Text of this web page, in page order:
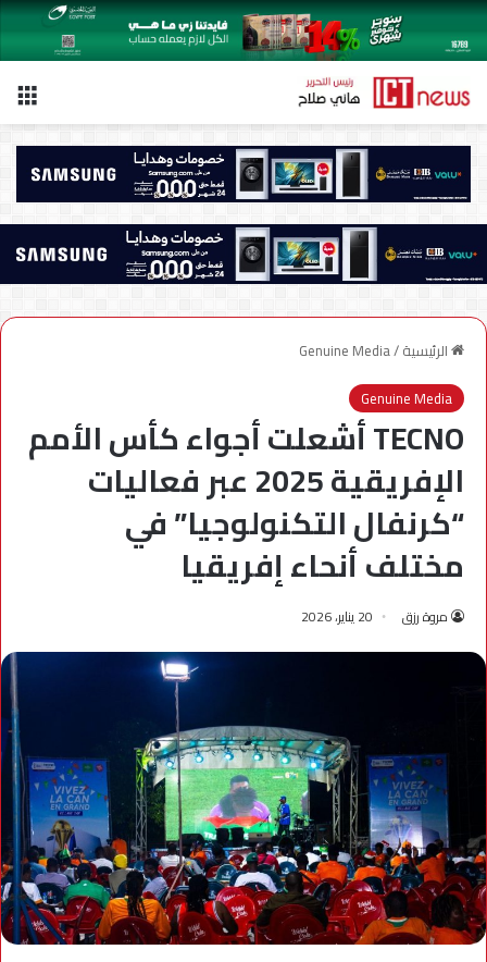
الرئيسية/
Genuine Media
Genuine Media
TECNO أشعلت أجواء كأس الأمم
الإفريقية 2025 عبر فعاليات
“كرنفال التكنولوجيا” في
مختلف أنحاء إفريقيا
مروة رزق 20 يناير، 2026